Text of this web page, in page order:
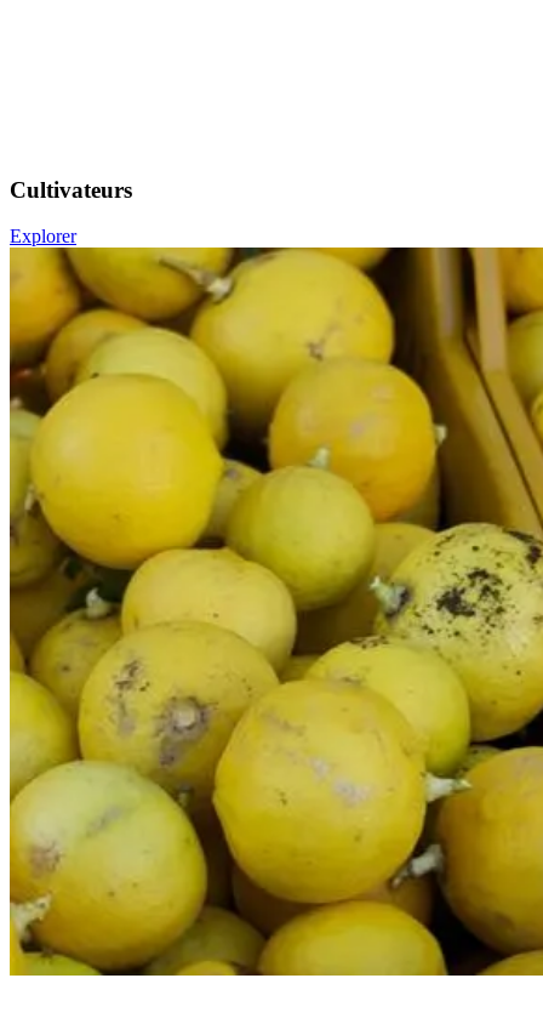
Cultivateurs
Explorer